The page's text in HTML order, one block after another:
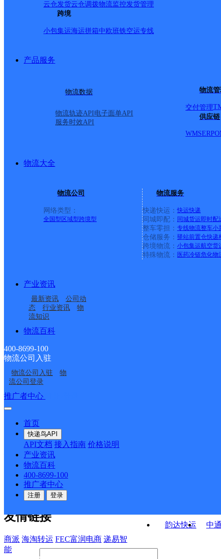
云仓发货云仓调拨物流监控发货管理
跨境
小包集运海运拼箱中欧班铁空运专线
产品服务
物流数据
物流轨迹API电子面单API
服务时效API
物流
交付管理
供应链
WMSERP
物流大全
物流公司
网络类型：
全国型 区域型跨境型
物流服务
快递快运： 快运快递
同城即配： 同城货运即时配
整车零担： 专线物流整车小
仓储服务： 驿站前置仓快递
跨境物流： 小包集运航空货
特殊物流： 医药冷链危化物
产业资讯
最新资讯
公司动
态
行业资讯
物
流知识
物流百科
400-8699-100
物流公司入驻
物流公司入驻
物
流公司登录
推广者中心
首页
快递鸟API
API文档 接入指南 价格说明
产业资讯
物流百科
400-8699-100
推广者中心
注册 登录
部
福建泉州公司清濛仓储
分部
福建泉州公司明泰路KH
分部
福建泉州公司海滨街道
金山分部
福建泉州公司泉州清濛
KH分部
福建泉州公司学府路分
部
福建泉州公司西湖街分
韵达快运
中
接口API
API接口 DEMO下载
关于我们
公司介绍 企业动态
合作伙伴 快递鸟接口服务协议
户隐私政策
友情链接
商派 海淘转运 FEC富润电商 递易智
能